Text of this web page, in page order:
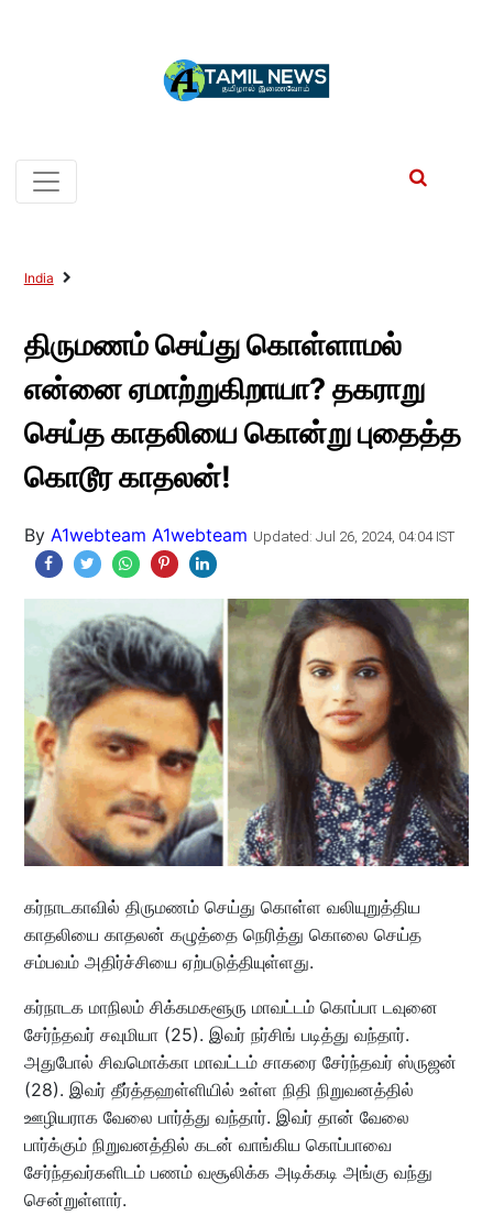
India
திருமணம் செய்து கொள்ளாமல்
என்னை ஏமாற்றுகிறாயா? தகராறு
செய்த காதலியை கொன்று புதைத்த
கொடூர காதலன்!
By A1webteam A1webteam Updated: Jul 26, 2024, 04:04 IST
கர்நாடகாவில் திருமணம் செய்து கொள்ள வலியுறுத்திய
காதலியை காதலன் கழுத்தை நெரித்து கொலை செய்த
சம்பவம் அதிர்ச்சியை ஏற்படுத்தியுள்ளது.
கர்நாடக மாநிலம் சிக்கமகளூரு மாவட்டம் கொப்பா டவுனை
சேர்ந்தவர் சவுமியா (25). இவர் நர்சிங் படித்து வந்தார்.
அதுபோல் சிவமொக்கா மாவட்டம் சாகரை சேர்ந்தவர் ஸ்ருஜன்
(28). இவர் தீர்த்தஹள்ளியில் உள்ள நிதி நிறுவனத்தில்
ஊழியராக வேலை பார்த்து வந்தார். இவர் தான் வேலை
பார்க்கும் நிறுவனத்தில் கடன் வாங்கிய கொப்பாவை
சேர்ந்தவர்களிடம் பணம் வசூலிக்க அடிக்கடி அங்கு வந்து
சென்றுள்ளார்.